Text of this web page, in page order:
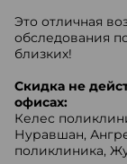
Это отличная
обследования
близких!
Скидка не
офисах:
Келес
Нуравшан,
поликлиника,